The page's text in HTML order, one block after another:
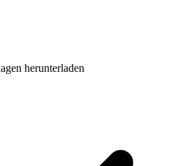
herunterladen